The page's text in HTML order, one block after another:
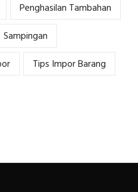
Penghasilan Tambahan
Sampingan
Tips Impor Barang